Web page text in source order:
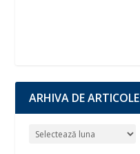
ARHIVA DE ARTICOLE